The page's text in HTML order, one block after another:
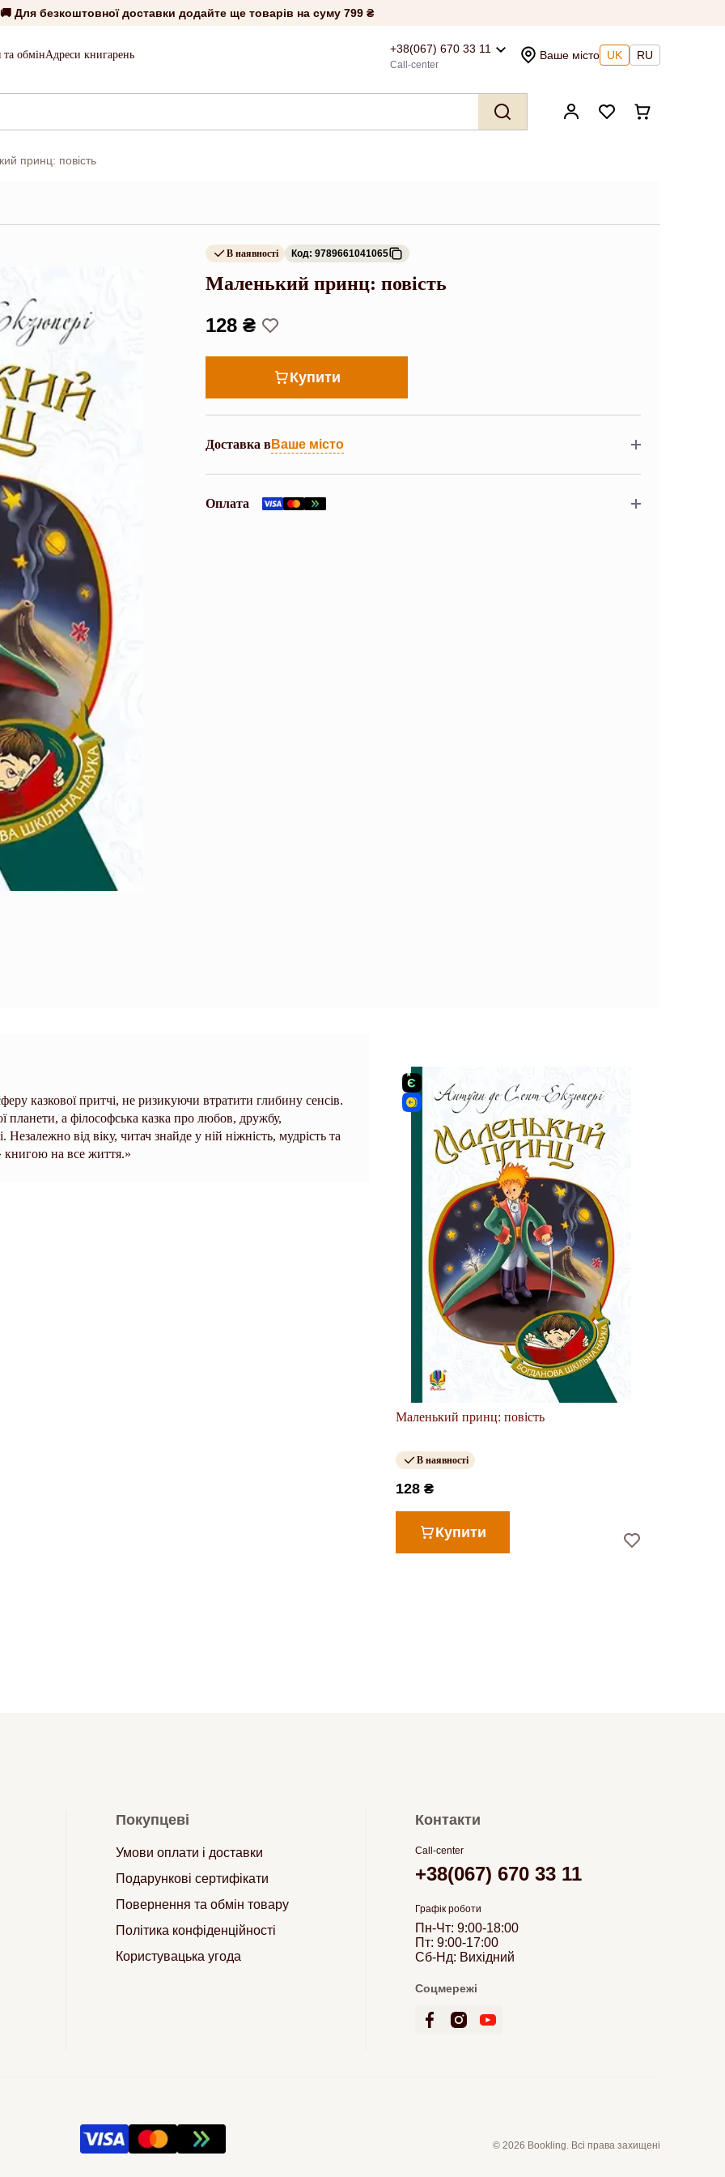
🚚 Для безкоштовної доставки додайте ще товарів на суму 799 ₴
обмінАдреси книгарень +38(067) 670 33 11
Call-center
Ваше місто UK RU
принц: повість
В наявності Код: 9789661041065
Маленький принц: повість
128 ₴
Купити
Доставка вВаше місто
Оплата
казкової притчі, не ризикуючи втратити глибину сенсів.
планети, а філософська казка про любов, дружбу,
Незалежно від віку, читач знайде у ній ніжність, мудрість та
на все життя.»
Маленький принц: повість
В наявності
128 ₴
Купити
Покупцеві
Умови оплати і доставки
Подарункові сертифікати
Повернення та обмін товару
Політика конфіденційності
Користувацька угода
Контакти
Call-center
+38(067) 670 33 11
Графік роботи
Пн-Чт: 9:00-18:00
Пт: 9:00-17:00
Сб-Нд: Вихідний
Соцмережі
© 2026 Bookling. Всі права захищені